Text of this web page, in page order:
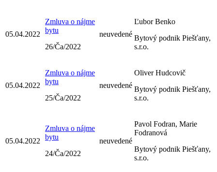
05.04.2022
Zmluva o nájme
bytu
26/Ča/2022
neuvedené
Ľubor Benko
Bytový podnik Piešťany,
s.r.o.
05.04.2022
Zmluva o nájme
bytu
25/Ča/2022
neuvedené
Oliver Hudcovič
Bytový podnik Piešťany,
s.r.o.
05.04.2022
Zmluva o nájme
bytu
24/Ča/2022
neuvedené
Pavol Fodran, Marie
Fodranová
Bytový podnik Piešťany,
s.r.o.